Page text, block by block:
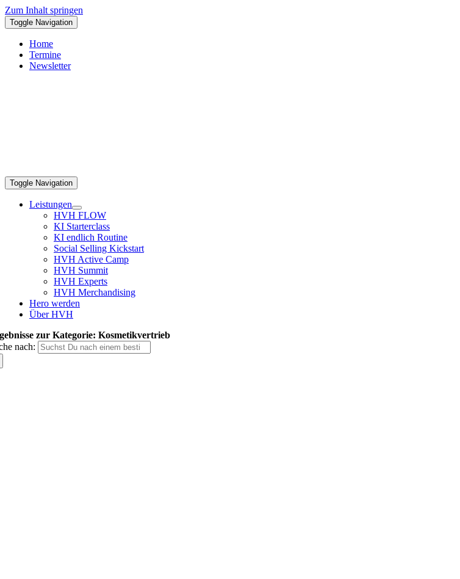
Zum Inhalt springen
Toggle Navigation
Home
Termine
Newsletter
Toggle Navigation
Leistungen
HVH FLOW
KI Starterclass
KI endlich Routine
Social Selling Kickstart
HVH Active Camp
HVH Summit
HVH Experts
HVH Merchandising
Hero werden
Über HVH
zur Kategorie: Kosmetikvertrieb
nach: